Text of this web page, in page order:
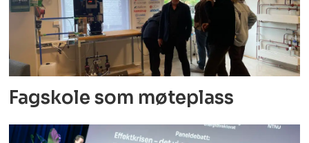
Fagskole som møteplass